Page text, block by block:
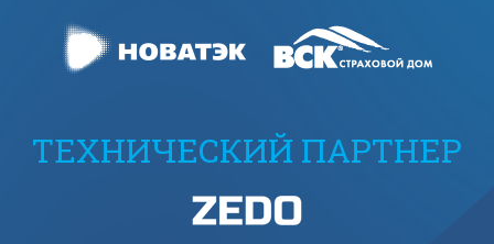
ТЕХНИЧЕСКИЙ ПАРТНЕР